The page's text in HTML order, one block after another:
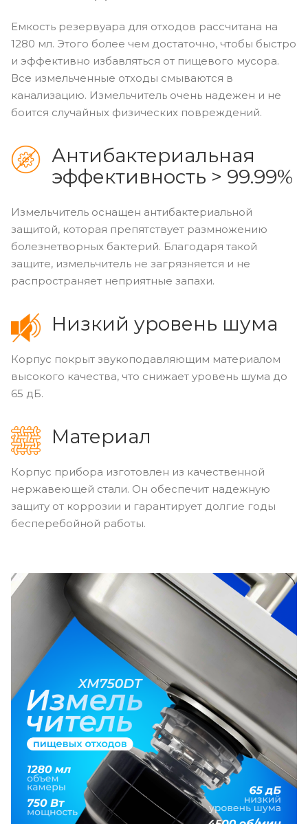
Емкость резервуара для отходов рассчитана на
1280 мл. Этого более чем достаточно, чтобы быстро
и эффективно избавляться от пищевого мусора.
Все измельченные отходы смываются в
канализацию. Измельчитель очень надежен и не
боится случайных физических повреждений.
Антибактериальная
эффективность > 99.99%
Измельчитель оснащен антибактериальной
защитой, которая препятствует размножению
болезнетворных бактерий. Благодаря такой
защите, измельчитель не загрязняется и не
распространяет неприятные запахи.
Низкий уровень шума
Корпус покрыт звукоподавляющим материалом
высокого качества, что снижает уровень шума до
65 дБ.
Материал
Корпус прибора изготовлен из качественной
нержавеющей стали. Он обеспечит надежную
защиту от коррозии и гарантирует долгие годы
бесперебойной работы.